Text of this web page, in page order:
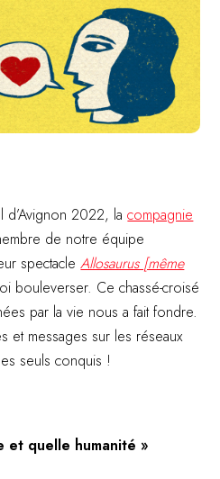
d’Avignon 2022, lacompagnie
de notre équipe
spectacleAllosaurus [même
bouleverser. Ce chassé-croisé
par la vie nous a fait fondre.
et messages sur les réseaux
seuls conquis !
et quelle humanité »